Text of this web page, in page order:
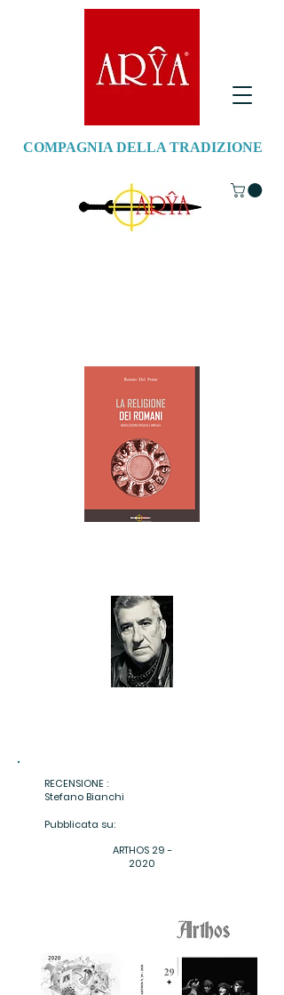
COMPAGNIA DELLA TRADIZIONE
RECENSIONE :
Stefano Bianchi
Pubblicata su:
ARTHOS 29 -
2020